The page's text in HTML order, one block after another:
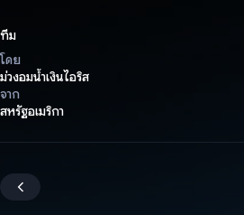
ทีม
โดย
ม่วงอมน้ำเงินไอริส
จาก
สหรัฐอเมริกา